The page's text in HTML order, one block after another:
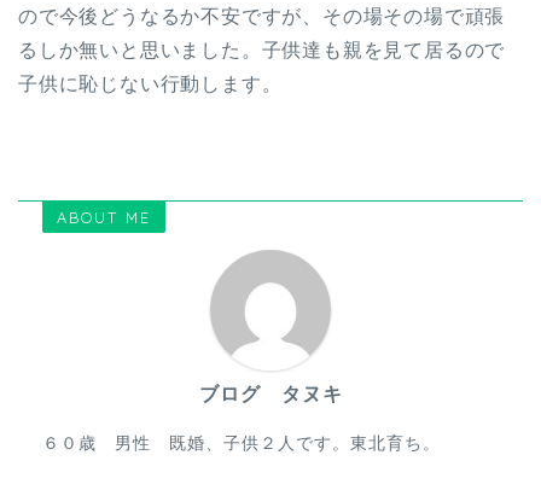
ので今後どうなるか不安ですが、その場その場で頑張
るしか無いと思いました。子供達も親を見て居るので
子供に恥じない行動します。
ABOUT ME
ブログ タヌキ
６０歳 男性 既婚、子供２人です。東北育ち。